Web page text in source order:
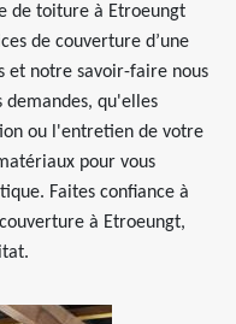
de toiture à Etroeungt
de couverture d’une
et notre savoir-faire nous
qu'elles
ou l'entretien de votre
pour vous
Faites confiance à
à Etroeungt,